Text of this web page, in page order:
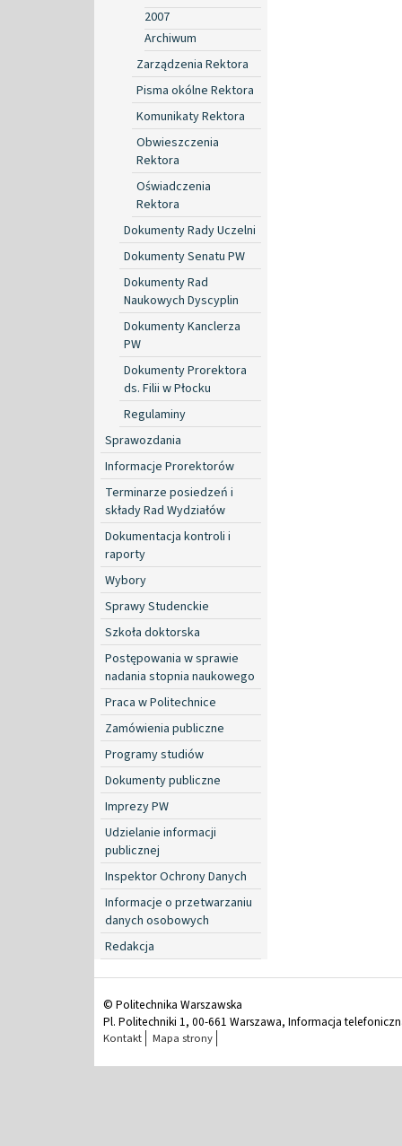
2007
Archiwum
Zarządzenia Rektora
Pisma okólne Rektora
Komunikaty Rektora
Obwieszczenia
Rektora
Oświadczenia
Rektora
Dokumenty Rady Uczelni
Dokumenty Senatu PW
Dokumenty Rad
Naukowych Dyscyplin
Dokumenty Kanclerza
PW
Dokumenty Prorektora
ds. Filii w Płocku
Regulaminy
Sprawozdania
Informacje Prorektorów
Terminarze posiedzeń i
składy Rad Wydziałów
Dokumentacja kontroli i
raporty
Wybory
Sprawy Studenckie
Szkoła doktorska
Postępowania w sprawie
nadania stopnia naukowego
Praca w Politechnice
Zamówienia publiczne
Programy studiów
Dokumenty publiczne
Imprezy PW
Udzielanie informacji
publicznej
Inspektor Ochrony Danych
Informacje o przetwarzaniu
danych osobowych
Redakcja
© Politechnika Warszawska
Pl. Politechniki 1, 00-661 Warszawa, Informacja
Kontakt Mapa strony